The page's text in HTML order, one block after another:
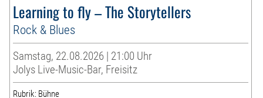
Learning to fly – The Storytellers
Rock & Blues
Samstag, 22.08.2026 | 21:00 Uhr
Jolys Live-Music-Bar, Freisitz
Rubrik: Bühne